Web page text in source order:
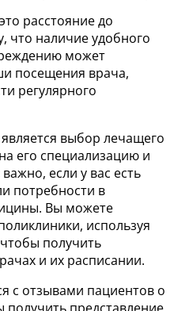
расстояние до
что наличие удобного
может
посещения врача,
регулярного
выбор лечащего
его специализацию и
если у вас есть
потребности в
Вы можете
используя
получить
и их расписании.
с отзывами пациентов о